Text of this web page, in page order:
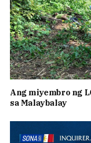
Ang miyembro ng
sa Malaybalay